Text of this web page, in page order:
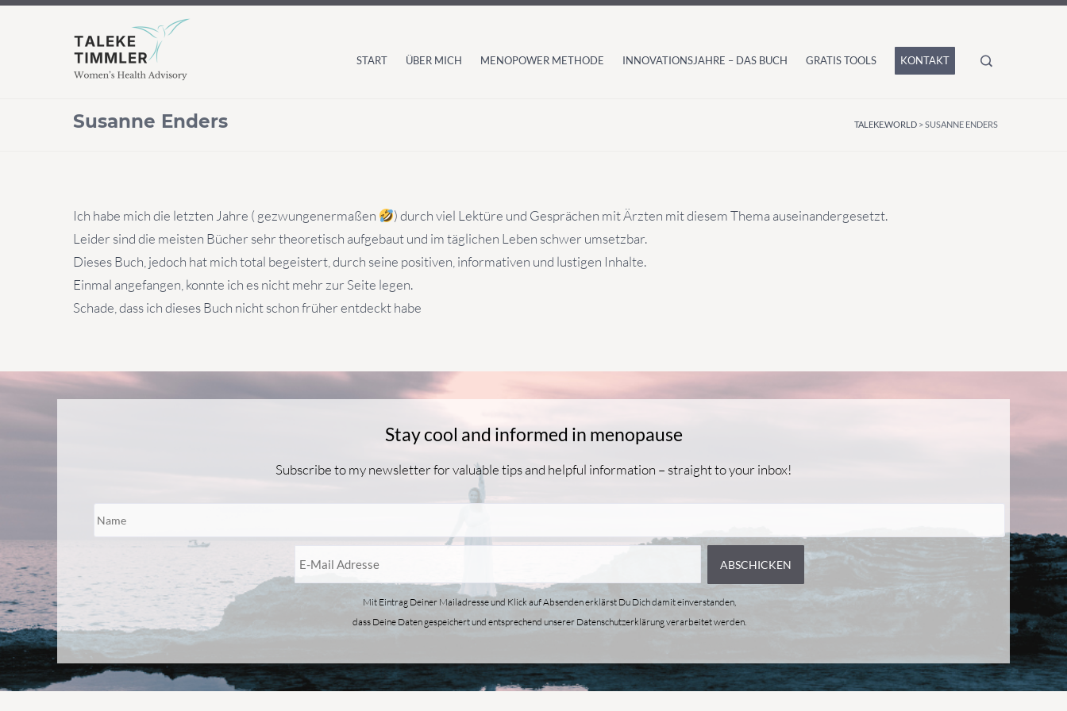
START ÜBER MICH MENOPOWER METHODE INNOVATIONSJAHRE – DAS BUCH GRATIS TOOLS KONTAKT
Susanne Enders TALEKE.WORLD >SUSANNE ENDERS
Ich habe mich die letzten Jahre ( gezwungenermaßen
) durch viel Lektüre und Gesprächen mit Ärzten mit diesem Thema auseinandergesetzt.
Leider sind die meisten Bücher sehr theoretisch aufgebaut und im täglichen Leben schwer umsetzbar.
Dieses Buch, jedoch hat mich total begeistert, durch seine positiven, informativen und lustigen Inhalte.
Einmal angefangen, konnte ich es nicht mehr zur Seite legen.
Schade, dass ich dieses Buch nicht schon früher entdeckt habe
Stay cool and informed in menopause
Subscribe to my newsletter for valuable tips and helpful information – straight to your inbox!
Bitte
lasse
dieses
Mit Eintrag Deiner Mailadresse und Klick auf Absenden erklärst Du Dich damit einverstanden,
dass Deine Daten gespeichert und entsprechend unserer Datenschutzerklärung verarbeitet werden.